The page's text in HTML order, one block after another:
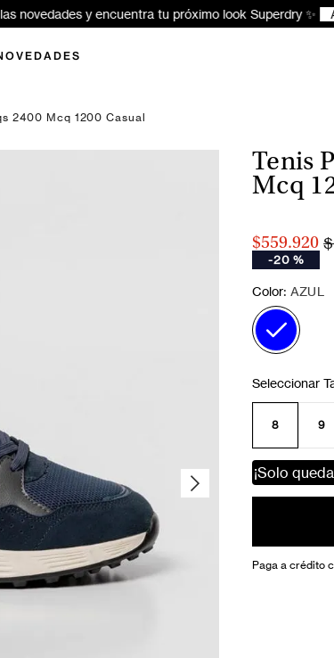
y encuentra tu próximo look Superdry ✨ Aquí
2400 Mcq 1200 Casual
Tenis
Mcq
$559.920
-20 %
Color: AZUL
8 9
¡Solo
Paga a crédito